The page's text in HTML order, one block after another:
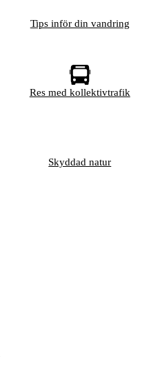
Tips inför din vandring
Res med kollektivtrafik
Skyddad natur